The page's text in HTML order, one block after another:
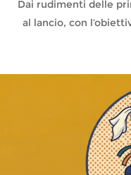
Dai rudimenti delle
al lancio, con